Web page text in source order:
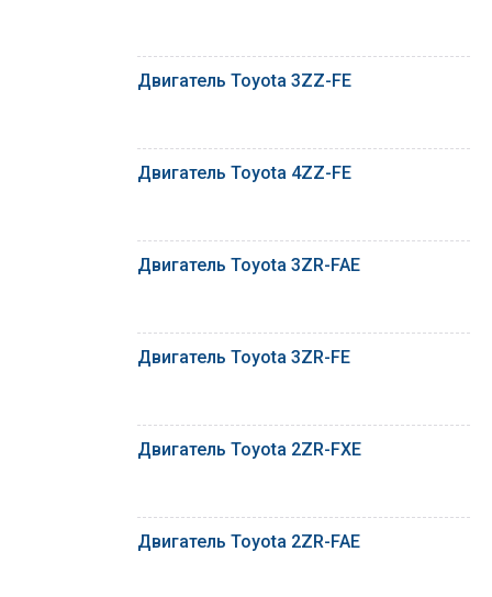
Двигатель Toyota 3ZZ-FE
Двигатель Toyota 4ZZ-FE
Двигатель Toyota 3ZR-FAE
Двигатель Toyota 3ZR-FE
Двигатель Toyota 2ZR-FXE
Двигатель Toyota 2ZR-FAE